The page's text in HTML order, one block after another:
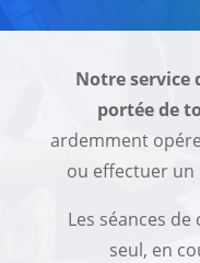
Notre service
portée de
ardemment
ou effectuer
Les séances
seul, en